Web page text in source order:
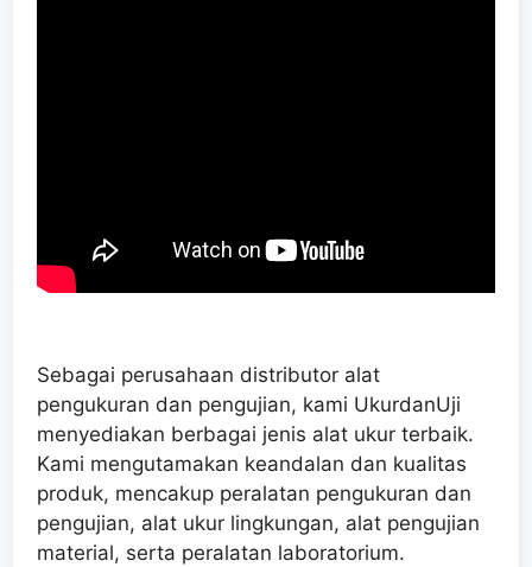
Sebagai perusahaan distributor alat
pengukuran dan pengujian, kami UkurdanUji
menyediakan berbagai jenis alat ukur terbaik.
Kami mengutamakan keandalan dan kualitas
produk, mencakup peralatan pengukuran dan
pengujian, alat ukur lingkungan, alat pengujian
material, serta peralatan laboratorium.